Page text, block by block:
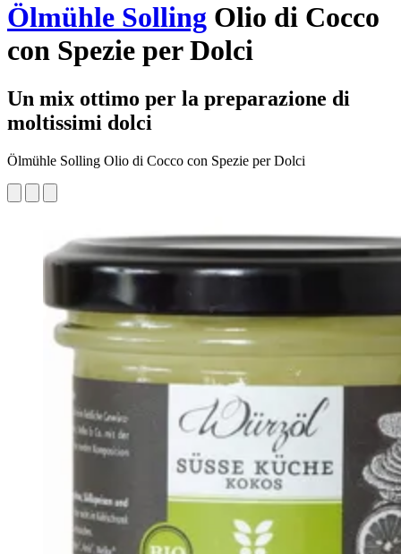
Ölmühle Solling Olio di Cocco
con Spezie per Dolci
Un mix ottimo per la preparazione di
moltissimi dolci
Ölmühle Solling Olio di Cocco con Spezie per Dolci